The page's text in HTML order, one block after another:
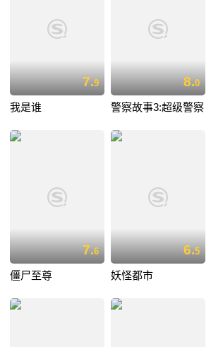
7.9
我是谁
8.0
警察故事3:超级警察
7.6
僵尸至尊
6.5
妖怪都市